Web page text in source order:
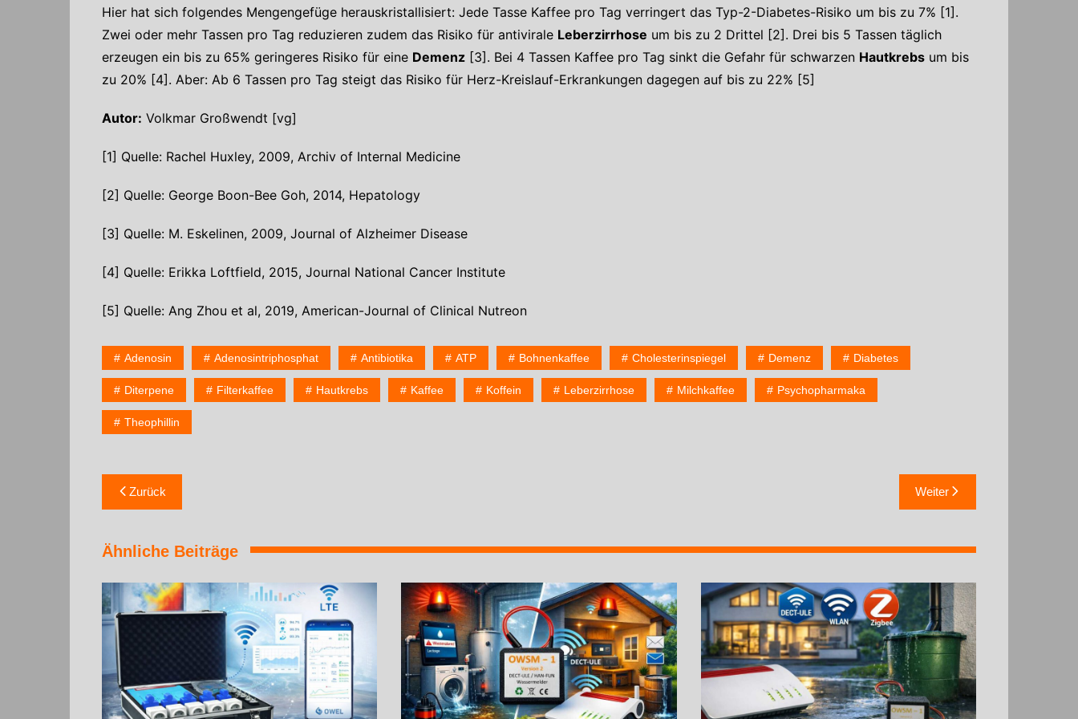
Hier hat sich folgendes Mengengefüge herauskristallisiert: Jede Tasse Kaffee pro Tag verringert das Typ-2-Diabetes-Risiko um bis zu 7% [1].
Zwei oder mehr Tassen pro Tag reduzieren zudem das Risiko für antivirale Leberzirrhose um bis zu 2 Drittel [2]. Drei bis 5 Tassen täglich
erzeugen ein bis zu 65% geringeres Risiko für eine Demenz [3]. Bei 4 Tassen Kaffee pro Tag sinkt die Gefahr für schwarzen Hautkrebs um bis
zu 20% [4]. Aber: Ab 6 Tassen pro Tag steigt das Risiko für Herz-Kreislauf-Erkrankungen dagegen auf bis zu 22% [5]
Autor: Volkmar Großwendt [vg]
[1] Quelle: Rachel Huxley, 2009, Archiv of Internal Medicine
[2] Quelle: George Boon-Bee Goh, 2014, Hepatology
[3] Quelle: M. Eskelinen, 2009, Journal of Alzheimer Disease
[4] Quelle: Erikka Loftfield, 2015, Journal National Cancer Institute
[5] Quelle: Ang Zhou et al, 2019, American-Journal of Clinical Nutreon
Adenosin Adenosintriphosphat Antibiotika ATP Bohnenkaffee Cholesterinspiegel Demenz Diabetes
Diterpene Filterkaffee Hautkrebs Kaffee Koffein Leberzirrhose Milchkaffee Psychopharmaka
Theophillin
Zurück Weiter
Ähnliche Beiträge